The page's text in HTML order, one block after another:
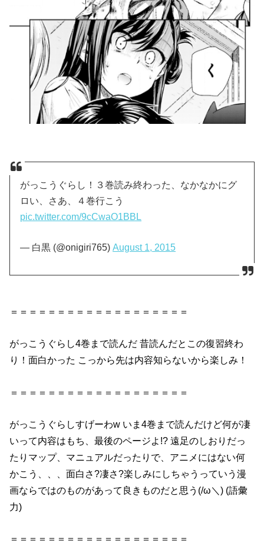
がっこうぐらし！３巻読み終わった、なかなかにグ
ロい、さあ、４巻行こう
pic.twitter.com/9cCwaO1BBL
— 白黒 (@onigiri765)August 1, 2015
＝＝＝＝＝＝＝＝＝＝＝＝＝＝＝＝＝＝＝
がっこうぐらし4巻 まで読んだ 昔読んだとこの復習終わ
り！面白かった こっから先は内容知らないから楽しみ！
＝＝＝＝＝＝＝＝＝＝＝＝＝＝＝＝＝＝＝
がっこうぐらしすげーわw いま4巻 まで読んだけど何が凄
いって内容はもち、最後のページよ!? 遠足のしおりだっ
たりマップ、マニュアルだったりで、アニメにはない何
かこう、、、面白さ?凄さ?楽しみにしちゃうっていう漫
画ならではのものがあって良きものだと思う(/ω＼) (語彙
力)
＝＝＝＝＝＝＝＝＝＝＝＝＝＝＝＝＝＝＝